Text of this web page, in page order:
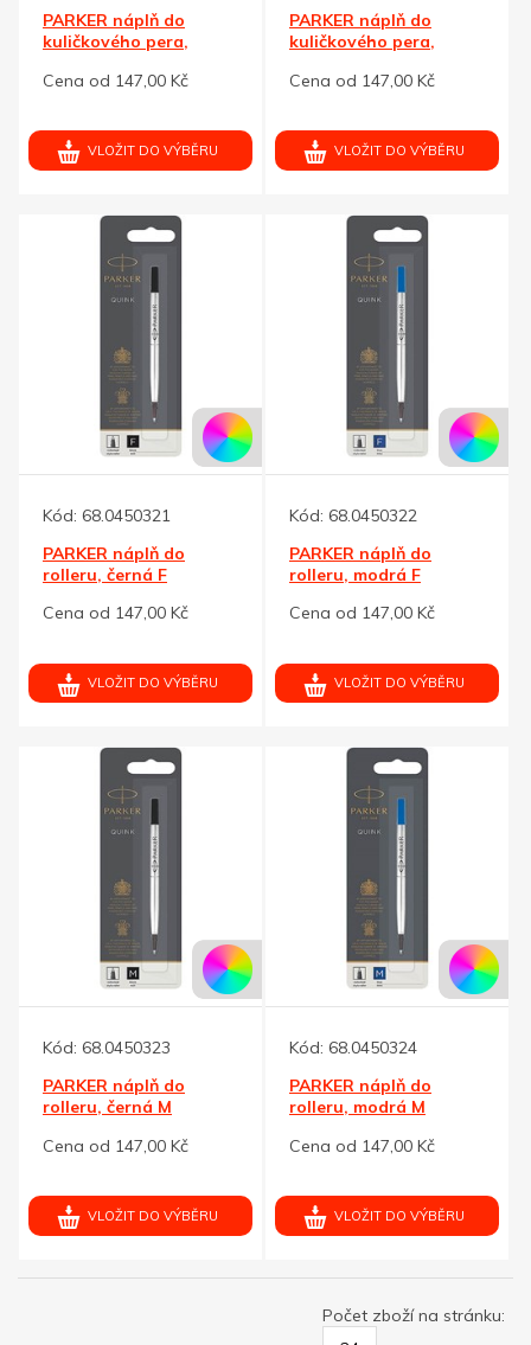
PARKER náplň do
kuličkového pera,
Cena od 147,00 Kč
VLOŽIT DO VÝBĚRU
PARKER náplň do
kuličkového pera,
Cena od 147,00 Kč
VLOŽIT DO VÝBĚRU
Kód: 68.0450321
PARKER náplň do
rolleru, černá F
Cena od 147,00 Kč
VLOŽIT DO VÝBĚRU
Kód: 68.0450322
PARKER náplň do
rolleru, modrá F
Cena od 147,00 Kč
VLOŽIT DO VÝBĚRU
Kód: 68.0450323
PARKER náplň do
rolleru, černá M
Cena od 147,00 Kč
VLOŽIT DO VÝBĚRU
Kód: 68.0450324
PARKER náplň do
rolleru, modrá M
Cena od 147,00 Kč
VLOŽIT DO VÝBĚRU
Počet zboží na stránku: